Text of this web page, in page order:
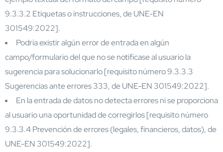
9.3.3.2 Etiquetas o instrucciones, de UNE-EN
301549:2022].
Podría existir algún error de entrada en algún
campo/formulario del que no se notificase al usuario la
sugerencia para solucionarlo [requisito número 9.3.3.3
Sugerencias ante errores 333, de UNE-EN 301549:2022].
En la entrada de datos no detecta errores ni se proporciona
al usuario una oportunidad de corregirlos [requisito número
9.3.3.4 Prevención de errores (legales, financieros, datos), de
UNE-EN 301549:2022].